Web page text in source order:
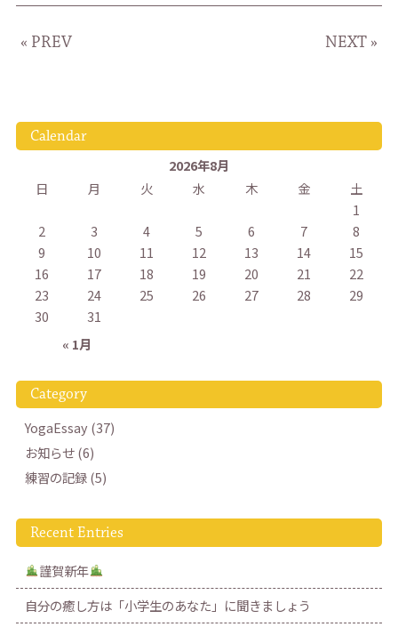
« PREV NEXT »
Calendar
2026年8月
日
月 火 水 木 金
土
1
2
3 4 5 6 7
8
9
10 11 12 13 14
15
16
17 18 19 20 21
22
23
24 25 26 27 28
29
30
31
« 1月
Category
YogaEssay (37)
お知らせ (6)
練習の記録 (5)
Recent Entries
謹賀新年
自分の癒し方は「小学生のあなた」に聞きましょう